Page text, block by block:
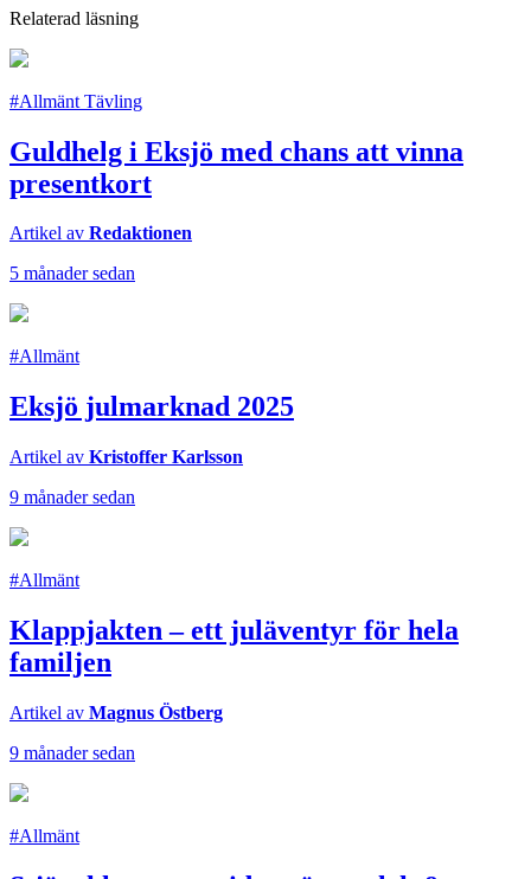
Relaterad läsning
#Allmänt Tävling
Guldhelg i Eksjö med chans att vinna
presentkort
Artikel av Redaktionen
5 månader sedan
#Allmänt
Eksjö julmarknad 2025
Artikel av Kristoffer Karlsson
9 månader sedan
#Allmänt
Klappjakten – ett juläventyr för hela
familjen
Artikel av Magnus Östberg
9 månader sedan
#Allmänt